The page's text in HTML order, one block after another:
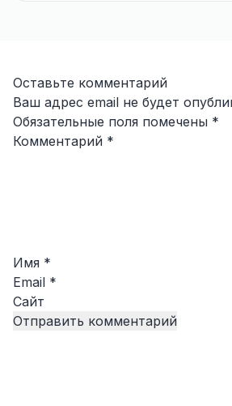
Оставьте комментарий
Ваш адрес email не будет
Обязательные поля помечены *
Комментарий *
Имя *
Email *
Сайт